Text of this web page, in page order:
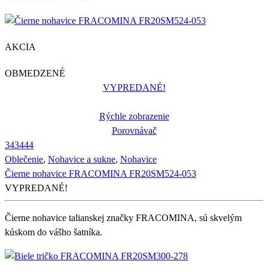
AKCIA
OBMEDZENÉ
VYPREDANÉ!
Rýchle zobrazenie
Porovnávač
343444
Oblečenie, Nohavice a sukne, Nohavice
Čierne nohavice FRACOMINA FR20SM524-053
VYPREDANÉ!
Čierne nohavice talianskej značky FRACOMINA, sú skvelým
kúskom do vášho šatníka.